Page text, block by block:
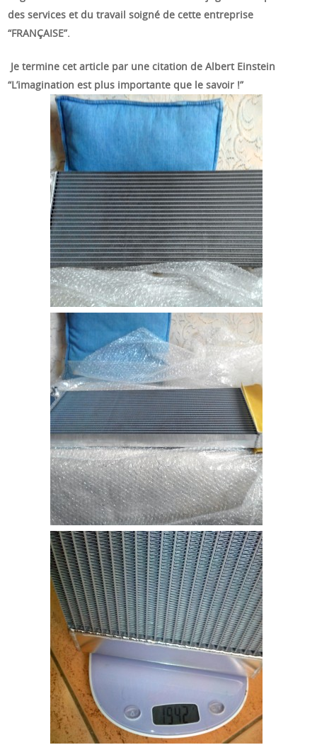
des services et du travail soigné de cette entreprise
“FRANÇAISE”.
Je termine cet article par une citation de Albert Einstein
“L’imagination est plus importante que le savoir !”